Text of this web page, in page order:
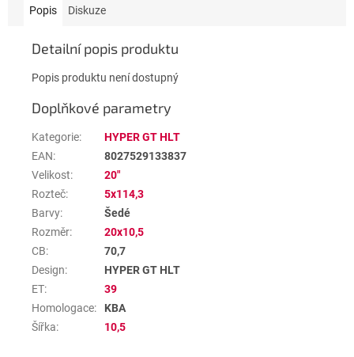
Popis Diskuze
Detailní popis produktu
Popis produktu není dostupný
Doplňkové parametry
Kategorie:
HYPER GT HLT
EAN:
8027529133837
Velikost:
20"
Rozteč:
5x114,3
Barvy:
Šedé
Rozměr:
20x10,5
CB:
70,7
Design:
HYPER GT HLT
ET:
39
Homologace:
KBA
Šířka: 10,5